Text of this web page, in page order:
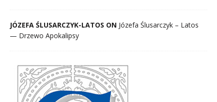
JÓZEFA ŚLUSARCZYK-LATOS ON Józefa Ślusarczyk – Latos
— Drzewo Apokalipsy